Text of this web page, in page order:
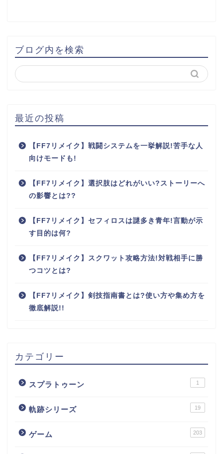
ブログ内を検索
最近の投稿
【FF7リメイク】戦闘システムを一挙解説!苦手な人
向けモードも!
【FF7リメイク】選択肢はどれがいい?ストーリーへ
の影響とは??
【FF7リメイク】セフィロスは謎多き青年!言動が示
す目的は何?
【FF7リメイク】スクワット攻略方法!対戦相手に勝
つコツとは?
【FF7リメイク】剣技指南書とは?使い方や集め方を
徹底解説!!
カテゴリー
スプラトゥーン 1
軌跡シリーズ 19
ゲーム 203